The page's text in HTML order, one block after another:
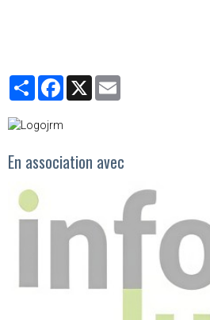
PartagerFacebook
X
En association avec